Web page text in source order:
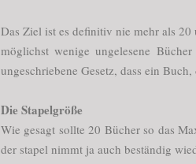
Das Ziel ist es definitiv nie mehr als
möglichst wenige ungelesene
ungeschriebene Gesetz, dass ein
Die Stapelgröße
Wie gesagt sollte 20 Bücher so das
der stapel nimmt ja auch beständig